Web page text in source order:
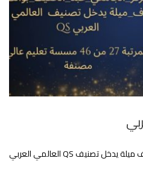
المركز الجامعي عبد الحفيظ بوالصوف ميلة يدخل تصنيف QS العالمي العربي